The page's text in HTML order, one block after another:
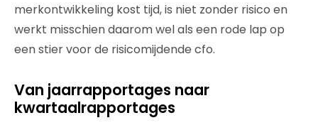
merkontwikkeling kost tijd, is niet zonder risico en
werkt misschien daarom wel als een rode lap op
een stier voor de risicomijdende cfo.
Van jaarrapportages naar
kwartaalrapportages